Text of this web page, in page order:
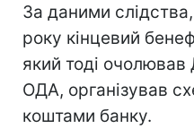
За даними
року кінцевий
який тоді очолював
ОДА, організував
коштами банку.